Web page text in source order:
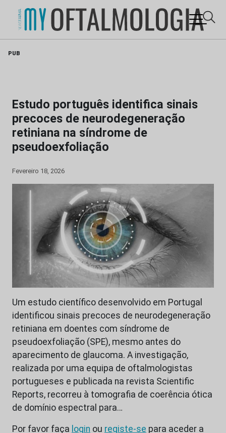
PUB
Estudo português identifica sinais
precoces de neurodegeneração
retiniana na síndrome de
pseudoexfoliação
Fevereiro 18, 2026
Um estudo científico desenvolvido em Portugal
identificou sinais precoces de neurodegeneração
retiniana em doentes com síndrome de
pseudoexfoliação (SPE), mesmo antes do
aparecimento de glaucoma. A investigação,
realizada por uma equipa de oftalmologistas
portugueses e publicada na revista Scientific
Reports, recorreu à tomografia de coerência ótica
de domínio espectral para…
Por favor faça login ou registe-se para aceder a